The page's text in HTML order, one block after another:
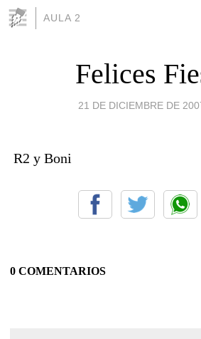
AULA 2
Felices
21 DE DICIEMBRE DE
R2 y Boni
0 COMENTARIOS